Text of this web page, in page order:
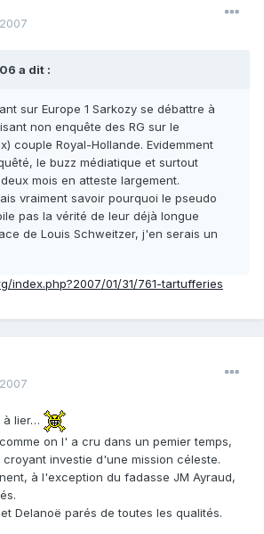
a dit :
sur Europe 1 Sarkozy se débattre à
non enquête des RG sur le
couple Royal-Hollande. Evidemment
le buzz médiatique et surtout
mois en atteste largement.
vraiment savoir pourquoi le pseudo
pas la vérité de leur déjà longue
de Louis Schweitzer, j'en serais un
index.php?2007/01/31/761-tartufferies
à lier…
on l' a cru dans un pemier temps,
investie d'une mission céleste.
à l'exception du fadasse JM Ayraud,
Delanoë parés de toutes les qualités.